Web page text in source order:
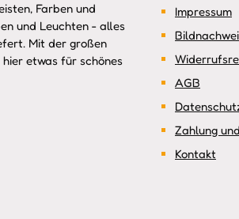
Farben und
und Leuchten - alles
Mit der großen
etwas für schönes
Impressum
AGB
Zahlung
Kontakt